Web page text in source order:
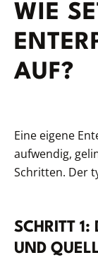
WIE
AUF?
Eine eigene
aufwendig,
Schritten. Der
SCHRITT 1:
UND